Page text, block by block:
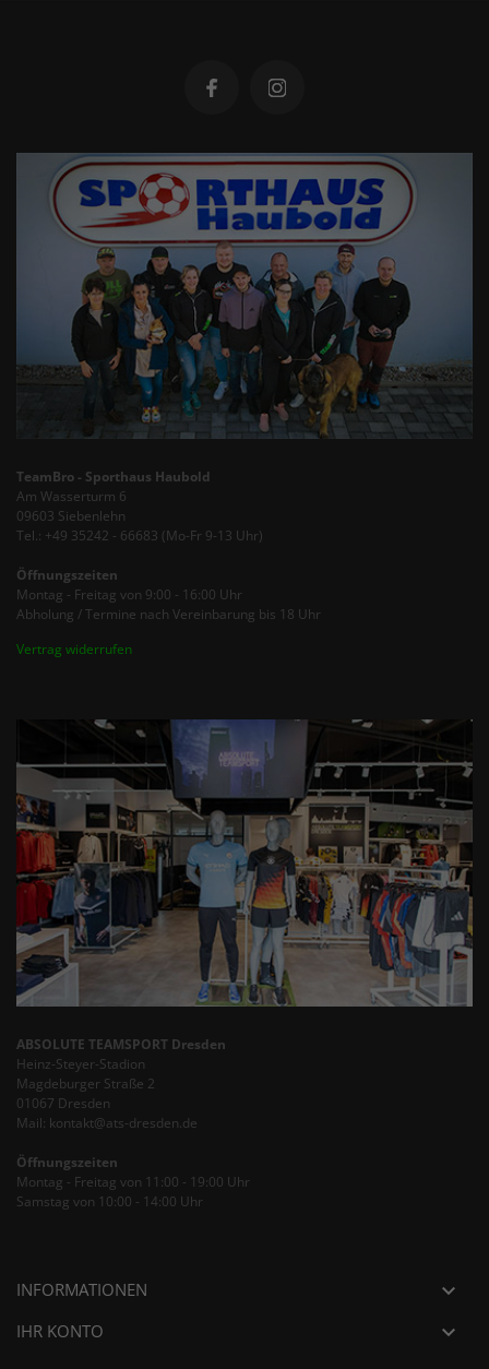
TeamBro - Sporthaus Haubold
Am Wasserturm 6
09603 Siebenlehn
Tel.: +49 35242 - 66683 (Mo-Fr 9-13 Uhr)
Öffnungszeiten
Montag - Freitag von 9:00 - 16:00 Uhr
Abholung / Termine nach Vereinbarung bis 18 Uhr
Vertrag widerrufen
ABSOLUTE TEAMSPORT Dresden
Heinz-Steyer-Stadion
Magdeburger Straße 2
01067 Dresden
Mail: kontakt@ats-dresden.de
Öffnungszeiten
Montag - Freitag von 11:00 - 19:00 Uhr
Samstag von 10:00 - 14:00 Uhr
INFORMATIONEN 
IHR KONTO 